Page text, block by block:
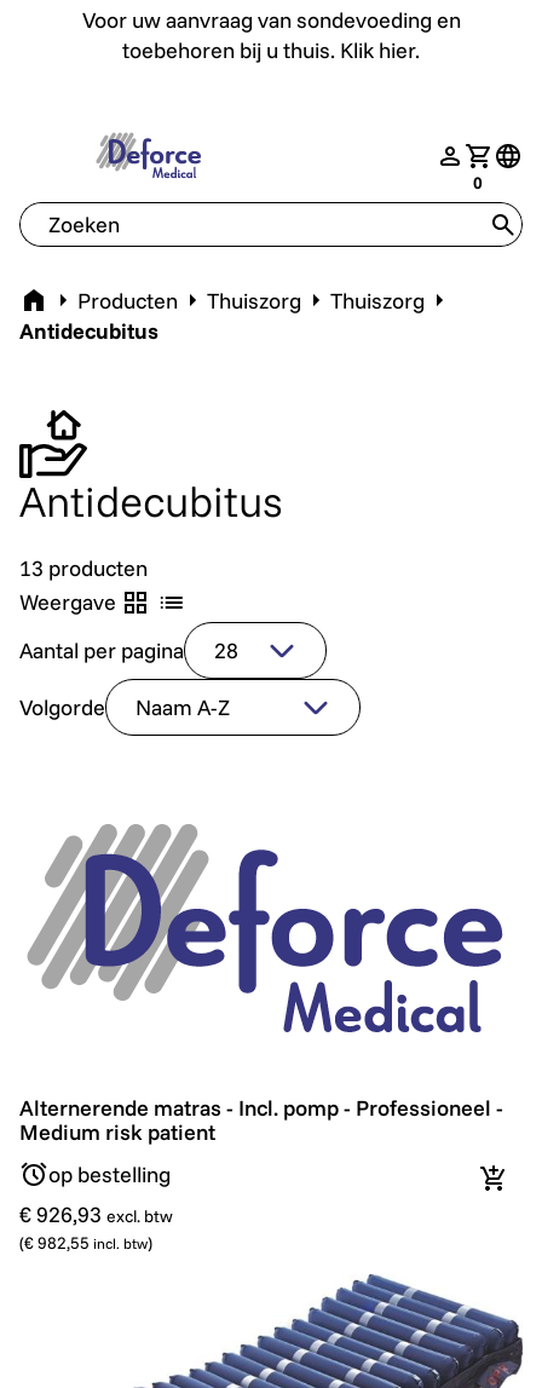
Voor uw aanvraag van sondevoeding en
toebehoren bij u thuis. Klik hier.
Voor uw aanvraag van sondevoeding en toebehoren bij
nav.login
Jouw
0
deforce.togglemenu
Home Producten Thuiszorg
Thuiszorg
Antidecubitus
Antidecubitus
13 producten
Weergave
Aantal per pagina
Volgorde
Alternerende matras - Incl. pomp - Professioneel -
Alternerende matras - Incl. pomp - Professioneel -
Medium risk patient
op bestelling
€ 926,93 excl. btw
(€ 982,55 incl. btw)
In